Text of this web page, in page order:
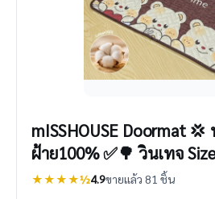
mISSHOUSE Doormat 💢
ฝ้าย100% ✅🌳 วินเทจ
★★★★½4.9ขายแล้ว 81 ชิ้น